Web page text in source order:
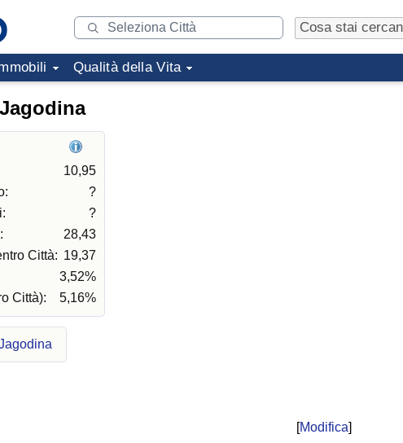
Qualità della Vita
10,95
?
?
28,43
Città: 19,37
3,52%
Città):
5,16%
[Modifica]